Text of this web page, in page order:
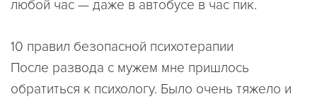
любой час — даже в автобусе в час пик.
10 правил безопасной психотерапии
После развода с мужем мне пришлось
обратиться к психологу. Было очень тяжело и